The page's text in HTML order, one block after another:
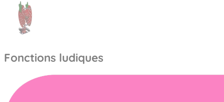
Fonctions ludiques